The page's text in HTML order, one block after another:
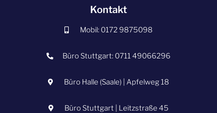
Kontakt
Mobil: 0172 9875098
Büro Stuttgart: 0711 49066296
Büro Halle (Saale) | Apfelweg 18
Büro Stuttgart | Leitzstraße 45